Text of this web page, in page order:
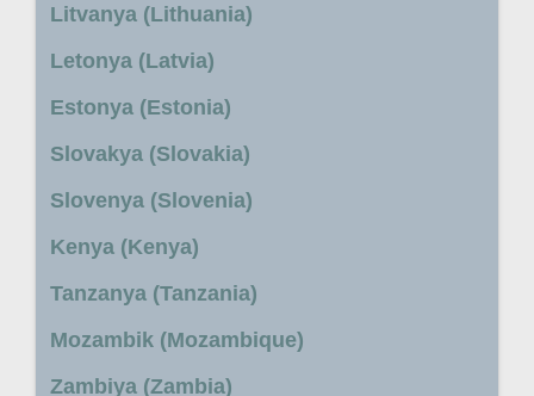
Litvanya (Lithuania)
Letonya (Latvia)
Estonya (Estonia)
Slovakya (Slovakia)
Slovenya (Slovenia)
Kenya (Kenya)
Tanzanya (Tanzania)
Mozambik (Mozambique)
Zambiya (Zambia)